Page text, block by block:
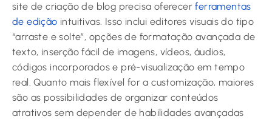
site de criação de blog precisa oferecerferramentas
de edição intuitivas. Isso inclui editores visuais do tipo
“arraste e solte”, opções de formatação avançada de
texto, inserção fácil de imagens, vídeos, áudios,
códigos incorporados e pré-visualização em tempo
real. Quanto mais flexível for a customização, maiores
são as possibilidades de organizar conteúdos
atrativos sem depender de habilidades avançadas